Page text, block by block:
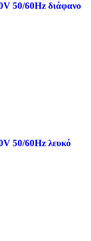
50/60Hz διάφανο
50/60Hz λευκό